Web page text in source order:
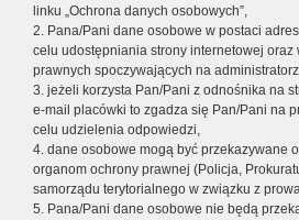
linku „Ochrona danych osobowych”,
2. Pana/Pani dane osobowe w postaci
celu udostępniania strony internetowej oraz
prawnych spoczywających na
3. jeżeli korzysta Pan/Pani z odnośnika na
e-mail placówki to zgadza się Pan/Pani na
celu udzielenia odpowiedzi,
4. dane osobowe mogą być przekazywane
organom ochrony prawnej (Policja,
samorządu terytorialnego w związku z
5. Pana/Pani dane osobowe nie będą